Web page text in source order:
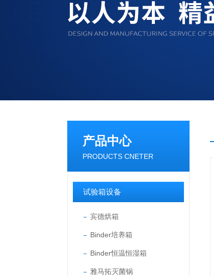
产品中心
PRODUCTS CNETER
试验箱设备
宾德烘箱
Binder培养箱
Binder恒温恒湿箱
雅马拓灭菌锅